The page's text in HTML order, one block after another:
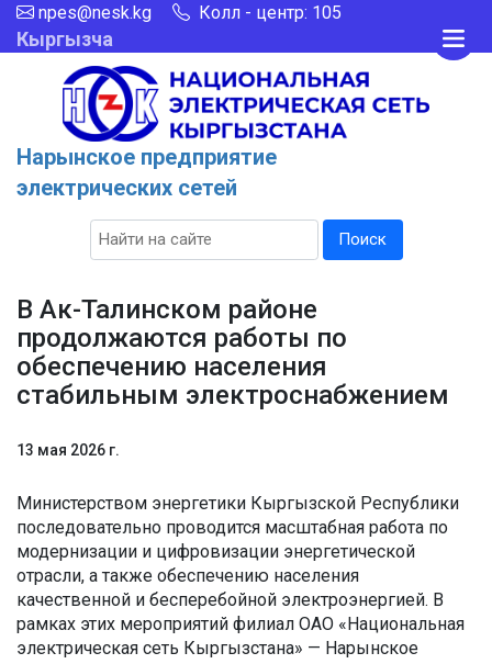
npes@nesk.kg Колл - центр: 105
Кыргызча
Нарынское предприятие
электрических сетей
Поиск
В Ак-Талинском районе
продолжаются работы по
обеспечению населения
стабильным электроснабжением
13 мая 2026 г.
Министерством энергетики Кыргызской Республики
последовательно проводится масштабная работа по
модернизации и цифровизации энергетической
отрасли, а также обеспечению населения
качественной и бесперебойной электроэнергией. В
рамках этих мероприятий филиал ОАО «Национальная
электрическая сеть Кыргызстана» — Нарынское